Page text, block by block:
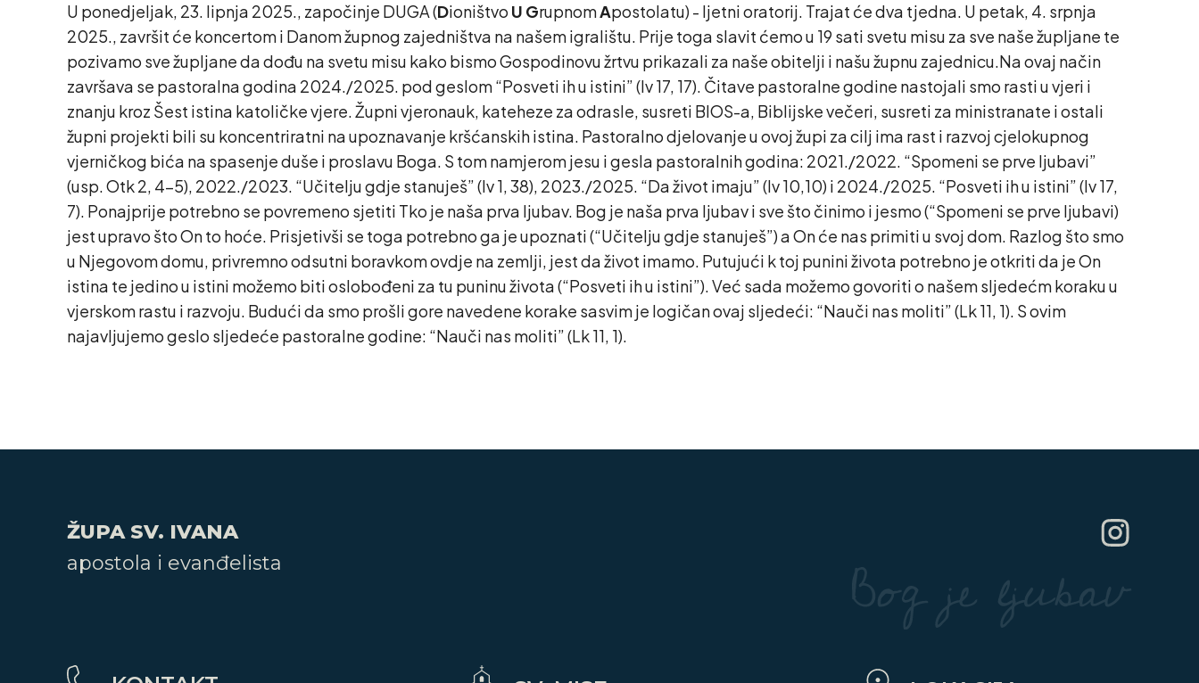
U ponedjeljak, 23. lipnja 2025., započinje DUGA (Dioništvo U GrupnomApostolatu) - ljetni oratorij. Trajat će dva tjedna. U petak, 4. srpnja
2025., završit će koncertom i Danom župnog zajedništva na našem igralištu. Prije toga slavit ćemo u 19 sati svetu misu za sve naše župljane te
pozivamo sve župljane da dođu na svetu misu kako bismo Gospodinovu žrtvu prikazali za naše obitelji i našu župnu zajednicu.Na ovaj način
završava se pastoralna godina 2024./2025. pod geslom “Posveti ih u istini” (Iv 17, 17). Čitave pastoralne godine nastojali smo rasti u vjeri i
znanju kroz Šest istina katoličke vjere. Župni vjeronauk, kateheze za odrasle, susreti BIOS-a, Biblijske večeri, susreti za ministranate i ostali
župni projekti bili su koncentriratni na upoznavanje kršćanskih istina. Pastoralno djelovanje u ovoj župi za cilj ima rast i razvoj cjelokupnog
vjerničkog bića na spasenje duše i proslavu Boga. S tom namjerom jesu i gesla pastoralnih godina: 2021./2022. “Spomeni se prve ljubavi”
(usp. Otk 2, 4-5), 2022./2023. “Učitelju gdje stanuješ” (Iv 1, 38), 2023./2025. “Da život imaju” (Iv 10,10) i 2024./2025. “Posveti ih u istini” (Iv 17,
7). Ponajprije potrebno se povremeno sjetiti Tko je naša prva ljubav. Bog je naša prva ljubav i sve što činimo i jesmo (“Spomeni se prve ljubavi)
jest upravo što On to hoće. Prisjetivši se toga potrebno ga je upoznati (“Učitelju gdje stanuješ”) a On će nas primiti u svoj dom. Razlog što smo
u Njegovom domu, privremno odsutni boravkom ovdje na zemlji, jest da život imamo. Putujući k toj punini života potrebno je otkriti da je On
istina te jedino u istini možemo biti oslobođeni za tu puninu života (“Posveti ih u istini”). Već sada možemo govoriti o našem sljedećm koraku u
vjerskom rastu i razvoju. Budući da smo prošli gore navedene korake sasvim je logičan ovaj sljedeći: “Nauči nas moliti” (Lk 11, 1). S ovim
najavljujemo geslo sljedeće pastoralne godine: “Nauči nas moliti” (Lk 11, 1).
ŽUPA SV. IVANA
apostola i evanđelista